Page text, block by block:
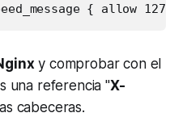
{ allow
y comprobar con el
una referencia "X-
cabeceras.